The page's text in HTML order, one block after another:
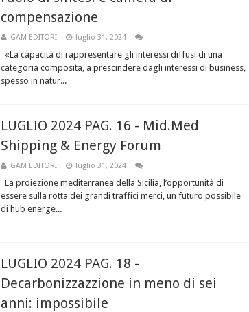
compensazione
GAM EDITORI luglio 31, 2024
«La capacità di rappresentare gli interessi diffusi di una
categoria composita, a prescindere dagli interessi di business,
spesso in natur...
LUGLIO 2024 PAG. 16 - Mid.Med
Shipping & Energy Forum
GAM EDITORI luglio 31, 2024
La proiezione mediterranea della Sicilia, l’opportunità di
essere sulla rotta dei grandi traffici merci, un futuro possibile
di hub energe...
LUGLIO 2024 PAG. 18 -
Decarbonizzazzione in meno di sei
anni: impossibile